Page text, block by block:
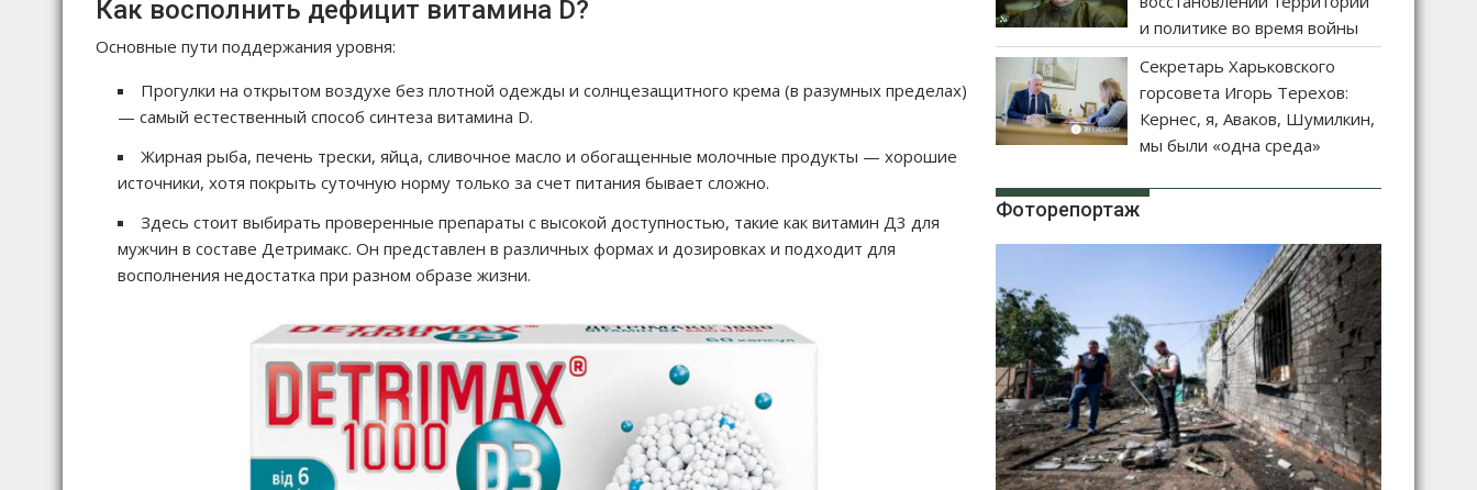
Как восполнить дефицит витамина D?
Основные пути поддержания уровня:
Прогулки на открытом воздухе без плотной одежды и солнцезащитного крема (в разумных пределах)
— самый естественный способ синтеза витамина D.
Жирная рыба, печень трески, яйца, сливочное масло и обогащенные молочные продукты — хорошие
источники, хотя покрыть суточную норму только за счет питания бывает сложно.
Здесь стоит выбирать проверенные препараты с высокой доступностью, такие как витамин Д3 для
мужчин в составе Детримакс. Он представлен в различных формах и дозировках и подходит для
восполнения недостатка при разном образе жизни.
и политике во время войны
Секретарь Харьковского
горсовета Игорь Терехов:
Кернес, я, Аваков, Шумилкин,
мы были «одна среда»
Фоторепортаж